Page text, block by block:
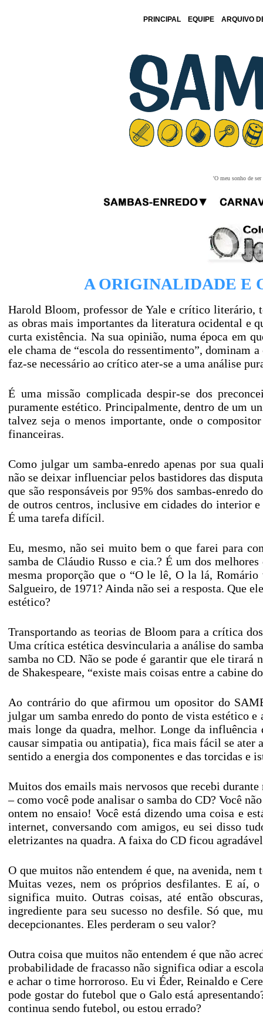
PRINCIPAL EQUIPE ARQUIVO
'O meu sonho de
A ORIGINALIDADE E
Harold Bloom, professor de Yale e crítico literário,
as obras mais importantes da literatura ocidental e
curta existência. Na sua opinião, numa época em
ele chama de “escola do ressentimento”,
faz-se necessário ao crítico ater-se a uma análise
É uma missão complicada despir-se dos
puramente estético. Principalmente, dentro de um
talvez seja o menos importante, onde o
financeiras.
Como julgar um samba-enredo apenas por sua
não se deixar influenciar pelos bastidores das
que são responsáveis por 95% dos sambas-enredo
de outros centros, inclusive em cidades do interior
É uma tarefa difícil.
Eu, mesmo, não sei muito bem o que farei para
samba de Cláudio Russo e cia.? É um dos
mesma proporção que o “O le lê, O la lá,
Salgueiro, de 1971? Ainda não sei a resposta. Que
estético?
Transportando as teorias de Bloom para a crítica
Uma crítica estética desvincularia a análise do
samba no CD. Não se pode é garantir que ele tirará
de Shakespeare, “existe mais coisas entre a cabine
Ao contrário do que afirmou um opositor do
julgar um samba enredo do ponto de vista estético
mais longe da quadra, melhor. Longe da
causar simpatia ou antipatia), fica mais fácil se ater
sentido a energia dos componentes e das torcidas e
Muitos dos emails mais nervosos que recebi
– como você pode analisar o samba do CD? Você
ontem no ensaio! Você está dizendo uma coisa e
internet, conversando com amigos, eu sei disso
eletrizantes na quadra. A faixa do CD ficou
O que muitos não entendem é que, na avenida,
Muitas vezes, nem os próprios desfilantes. E aí,
significa muito. Outras coisas, até então
ingrediente para seu sucesso no desfile. Só que,
decepcionantes. Eles perderam o seu valor?
Outra coisa que muitos não entendem é que não
probabilidade de fracasso não significa odiar a
e achar o time horroroso. Eu vi Éder, Reinaldo e
pode gostar do futebol que o Galo está
continua sendo futebol, ou estou errado?